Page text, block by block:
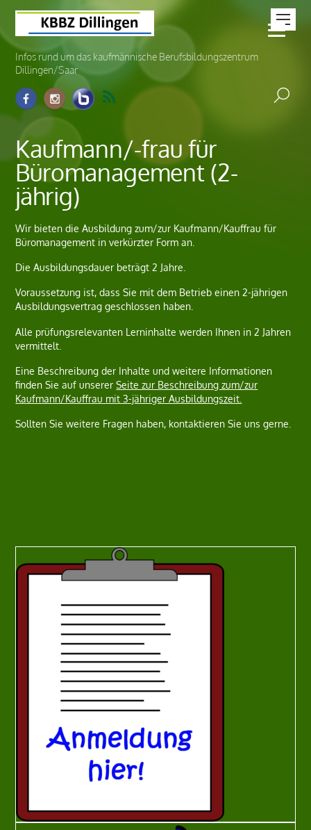
Infos rund um das kaufmännische Berufsbildungszentrum
Dillingen/Saar
Kaufmann/-frau für
Büromanagement (2-
jährig)
Wir bieten die Ausbildung zum/zur Kaufmann/Kauffrau für
Büromanagement in verkürzter Form an.
Die Ausbildungsdauer beträgt 2 Jahre.
Voraussetzung ist, dass Sie mit dem Betrieb einen 2-jährigen
Ausbildungsvertrag geschlossen haben.
Alle prüfungsrelevanten Lerninhalte werden Ihnen in 2 Jahren
vermittelt.
Eine Beschreibung der Inhalte und weitere Informationen
finden Sie auf unsererSeite zur Beschreibung zum/zur
Kaufmann/Kauffrau mit 3-jähriger Ausbildungszeit.
Sollten Sie weitere Fragen haben, kontaktieren Sie uns gerne.